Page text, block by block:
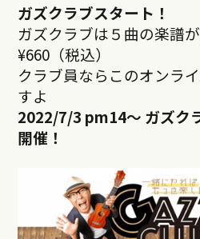
ガズクラブスタート！
ガズクラブは５曲の楽譜
¥660（税込）
クラブ員ならこのオンラ
すよ
2022/7/3 pm14～ ガズク
開催！